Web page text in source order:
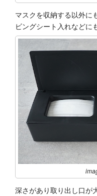
マスクを収納する以外に
ビングシート入れなどに
深さがあり取り出し口が